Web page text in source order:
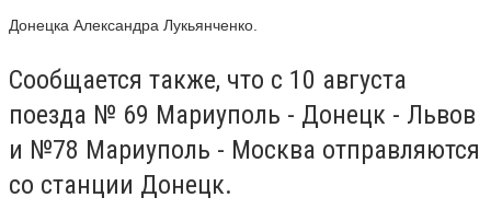
Донецка Александра Лукьянченко.
Сообщается также, что с 10 августа
поезда № 69 Мариуполь - Донецк - Львов
и №78 Мариуполь - Москва отправляются
со станции Донецк.